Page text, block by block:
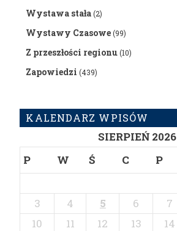
Wystawa stała(2)
Wystawy Czasowe(99)
Z przeszłości regionu(10)
Zapowiedzi (439)
KALENDARZ WPISÓW
SIERPIEŃ 2026
P
W Ś C P
3
4 5 6 7
10
11 12 13 14